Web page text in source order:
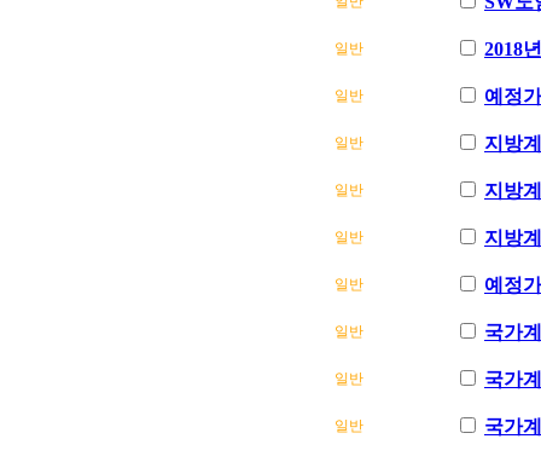
일반 2018
일반 예정
일반 지방
일반 지방
일반 지방
일반 예정
일반 국가
일반 국가
일반 국가